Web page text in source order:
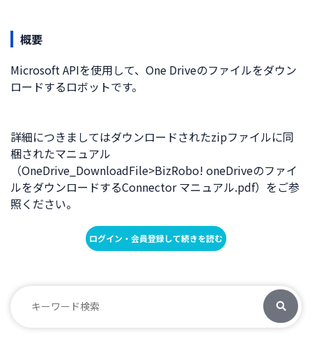
概要
Microsoft APIを使用して、One Driveのファイルをダウン
ロードするロボットです。
詳細につきましてはダウンロードされたzipファイルに同
梱されたマニュアル
（OneDrive_DownloadFile>BizRobo! oneDriveのファイ
ルをダウンロードするConnector マニュアル.pdf）をご参
照ください。
ログイン・会員登録して続きを読む